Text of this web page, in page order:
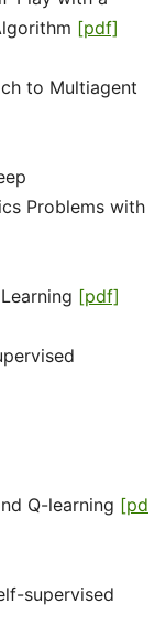
[pdf]
to Multiagent
Problems with
[pdf]
Q-learning [pd
supervised